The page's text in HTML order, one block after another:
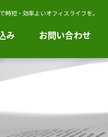
短・効率よいオフィスライフを。
み お問い合わせ